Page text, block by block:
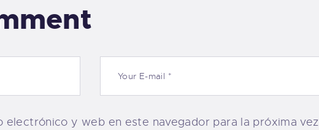
electrónico y web en este navegador para la próxima vez